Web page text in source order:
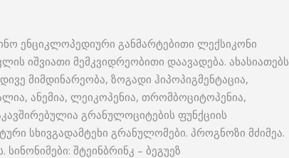
ენციკლოპედიური განმარტებითი ლექსიკონი
იშვიათი მემკვიდრეობითი დაავადება. ახასიათებს
მიმდინარეობა, ზოგადი ჰიპოპიგმენტაცია,
ანემია, ლეიკოპენია, თრომბოციტოპენია,
გრანულოციტების ფუნქციის
სხივგადამტეხი გრანულომები. პროგნოზი მძიმეა.
შტეინბრინკ – ბეგუეზ